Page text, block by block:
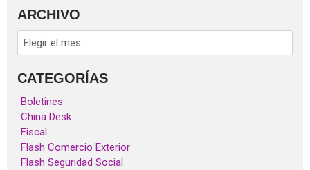
ARCHIVO
CATEGORÍAS
Boletines
China Desk
Fiscal
Flash Comercio Exterior
Flash Seguridad Social